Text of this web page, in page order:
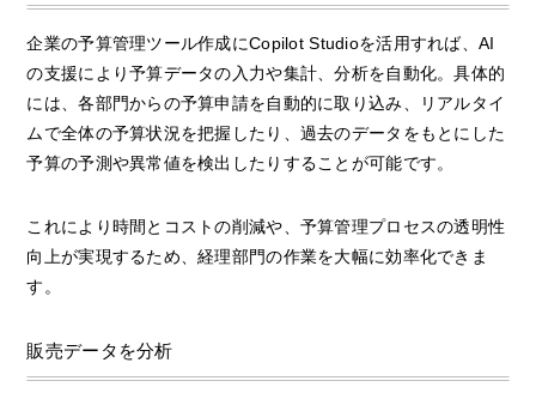
企業の予算管理ツール作成にCopilot Studioを活用すれば、AI
の支援により予算データの入力や集計、分析を自動化。具体的
には、各部門からの予算申請を自動的に取り込み、リアルタイ
ムで全体の予算状況を把握したり、過去のデータをもとにした
予算の予測や異常値を検出したりすることが可能です。
これにより時間とコストの削減や、予算管理プロセスの透明性
向上が実現するため、経理部門の作業を大幅に効率化できま
す。
販売データを分析